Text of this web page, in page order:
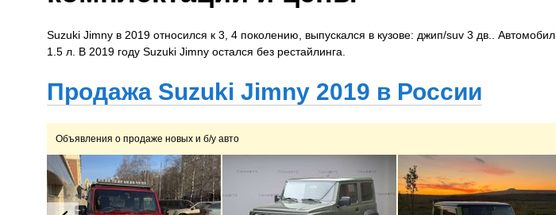
Suzuki Jimny в 2019 относился к 3, 4 поколению, выпускался в кузове: джип/suv 3 дв..
1.5 л. В 2019 году Suzuki Jimny остался без рестайлинга.
Продажа Suzuki Jimny 2019 в России
Объявления о продаже новых и б/у авто